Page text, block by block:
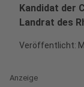
Kandidat der
Landrat des
Veröffentlicht:
Anzeige